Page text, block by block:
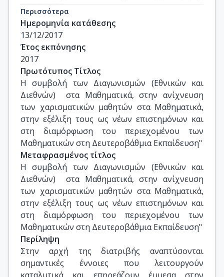
ΠΤΔΕ,ΕΚΠΑ
Ζαράνης Νικόλαος ,Αναπληρωτής
Καθηγητής,ΠΤΔΕ,Πανεπιστήμιο Κρήτης
Περισσότερα
Ημερομηνία κατάθεσης
13/12/2017
Έτος εκπόνησης
2017
Πρωτότυπος Τίτλος
Η συμβολή των Διαγωνισμών (Εθνικών και
Διεθνών)  στα Μαθηματικά, στην ανίχνευση
των χαρισματικών μαθητών στα Μαθηματικά,
στην εξέλιξη τους ως νέων επιστημόνων και
στη διαμόρφωση του περιεχομένου των
Μαθηματικών στη Δευτεροβάθμια Εκπαίδευση"
Μεταφρασμένος τίτλος
Η συμβολή των Διαγωνισμών (Εθνικών και
Διεθνών)  στα Μαθηματικά, στην ανίχνευση
των χαρισματικών μαθητών στα Μαθηματικά,
στην εξέλιξη τους ως νέων επιστημόνων και
στη διαμόρφωση του περιεχομένου των
Μαθηματικών στη Δευτεροβάθμια Εκπαίδευση"
Περίληψη
Στην αρχή της διατριβής αναπτύσονται
σημαντικές έννοιες που λειτουργούν